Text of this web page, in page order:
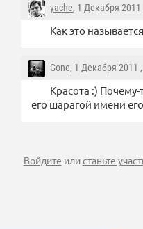
yache, 1 Декабря 2011
Как это
Gone, 1 Декабря 2011 ,
Красота :)
его шарагой имени
Войдите илистаньте